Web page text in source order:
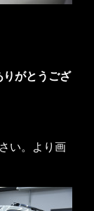
がとうござ
い。より画